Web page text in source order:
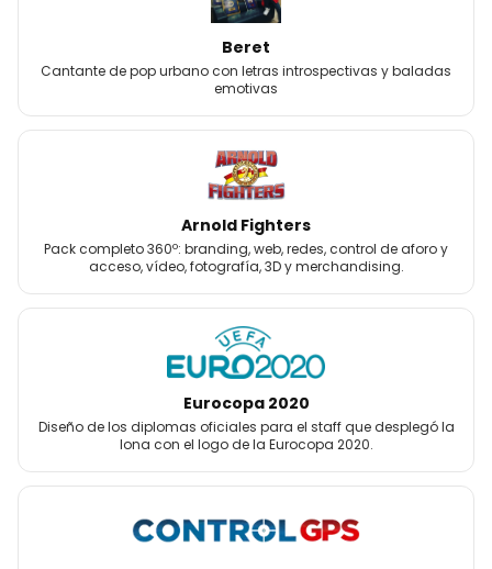
Beret
Cantante de pop urbano con letras introspectivas y baladas
emotivas
Arnold Fighters
Pack completo 360º: branding, web, redes, control de aforo y
acceso, vídeo, fotografía, 3D y merchandising.
Eurocopa 2020
Diseño de los diplomas oficiales para el staff que desplegó la
lona con el logo de la Eurocopa 2020.